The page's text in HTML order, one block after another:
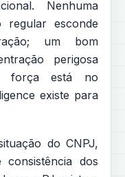
Nenhuma
regular esconde
um bom
perigosa
força está no
existe para
do CNPJ,
dos